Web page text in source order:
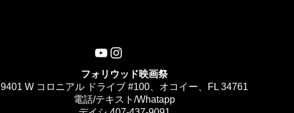
フォリウッド映画祭
9401 W コロニアル ドライブ #100、オコイー、FL 34761
電話/テキスト/Whatapp